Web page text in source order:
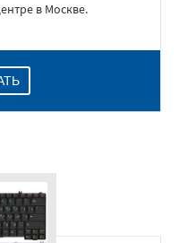
в Москве.